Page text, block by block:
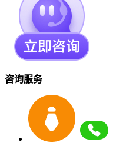
咨询服务